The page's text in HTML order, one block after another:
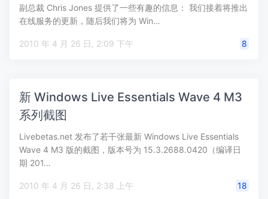
副总裁 Chris Jones 提供了一些有趣的信息： 我们接着将推出
在线服务的更新，随后我们将为 Win…
2010 年 4 月 26 日, 2:09 下午 8
新 Windows Live Essentials Wave 4 M3
系列截图
Livebetas.net 发布了若干张最新 Windows Live Essentials
Wave 4 M3 版的截图，版本号为 15.3.2688.0420（编译日
期 201…
2010 年 4 月 26 日, 2:38 上午 18